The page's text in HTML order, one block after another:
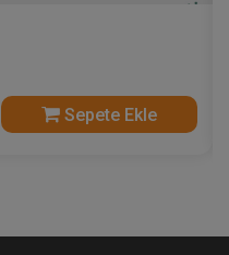
Sepete Ekle